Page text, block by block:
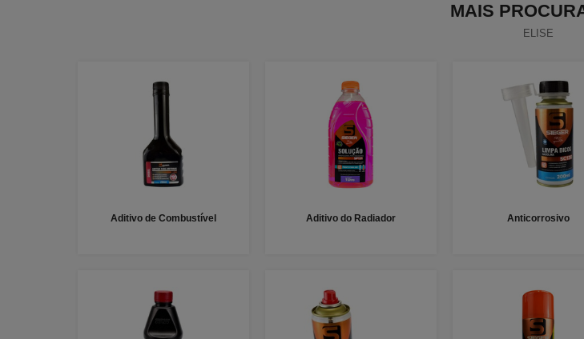
MAIS
ELISE
Aditivo de Combustível Aditivo do Radiador Anticorrosivo